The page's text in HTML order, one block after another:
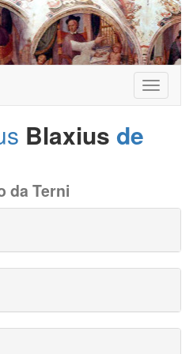
Toggle
Blaxius de
da Terni